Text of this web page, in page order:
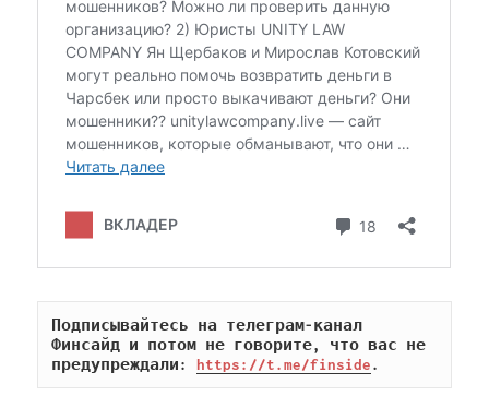
Подписывайтесь на телеграм-канал
Финсайд и потом не говорите, что вас не
предупреждали: https://t.me/finside.